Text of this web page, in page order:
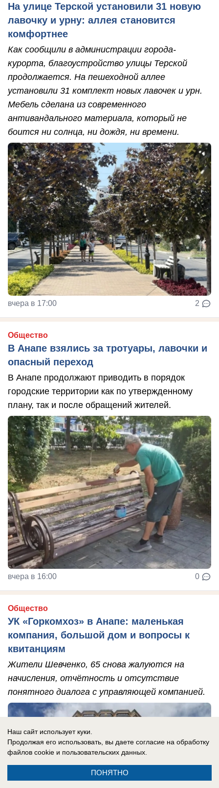
На улице Терской установили 31 новую
лавочку и урну: аллея становится
комфортнее
Как сообщили в администрации города-
курорта, благоустройство улицы Терской
продолжается. На пешеходной аллее
установили 31 комплект новых лавочек и урн.
Мебель сделана из современного
антивандального материала, который не
боится ни солнца, ни дождя, ни времени.
вчера в 17:00 2
Общество
В Анапе взялись за тротуары, лавочки и
опасный переход
В Анапе продолжают приводить в порядок
городские территории как по утвержденному
плану, так и после обращений жителей.
вчера в 16:00 0
Общество
УК «Горкомхоз» в Анапе: маленькая
компания, большой дом и вопросы к
квитанциям
Жители Шевченко, 65 снова жалуются на
начисления, отчётность и отсутствие
понятного диалога с управляющей компанией.
Наш сайт использует куки.
Продолжая его использовать, вы даете согласие на обработку
файлов cookie и пользовательских данных.
ПОНЯТНО